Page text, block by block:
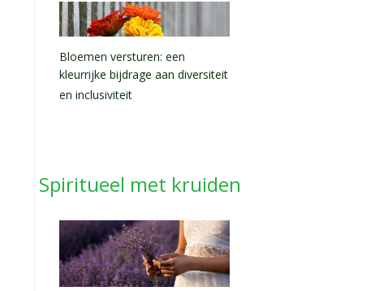
Bloemen versturen: een
kleurrijke bijdrage aan diversiteit
en inclusiviteit
Spiritueel met kruiden